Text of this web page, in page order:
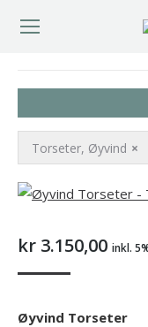
×
Torseter, Øyvind
kr 3.150,00 inkl.
Øyvind Torseter